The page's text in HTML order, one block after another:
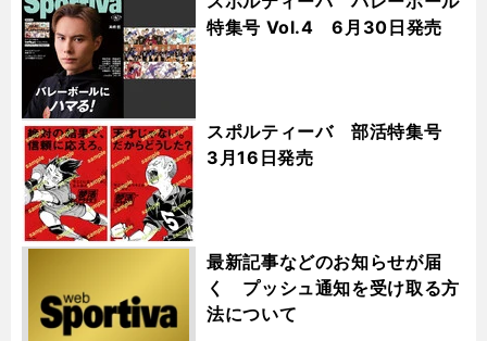
特集号 Vol.4 6月30日発売
スポルティーバ 部活特集号
3月16日発売
最新記事などのお知らせが届
く プッシュ通知を受け取る方
法について